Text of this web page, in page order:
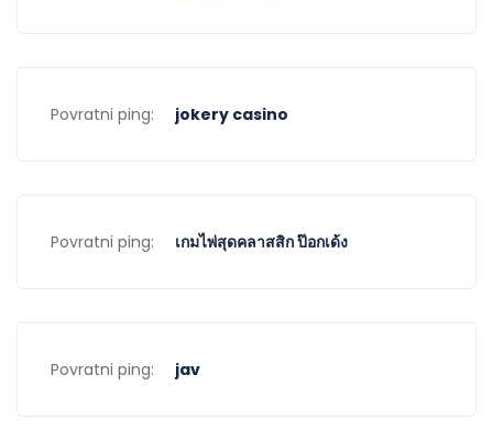
Povratni ping: jokery casino
Povratni ping: เกมไพ่สุดคลาสสิก ป๊อกเด้ง
Povratni ping: jav